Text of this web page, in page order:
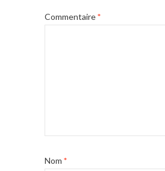
Commentaire*
Nom *